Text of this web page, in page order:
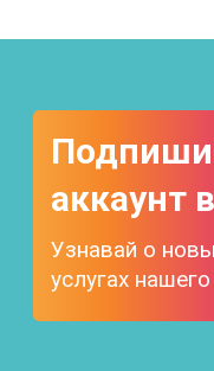
аккаунт
Узнавай о
услугах